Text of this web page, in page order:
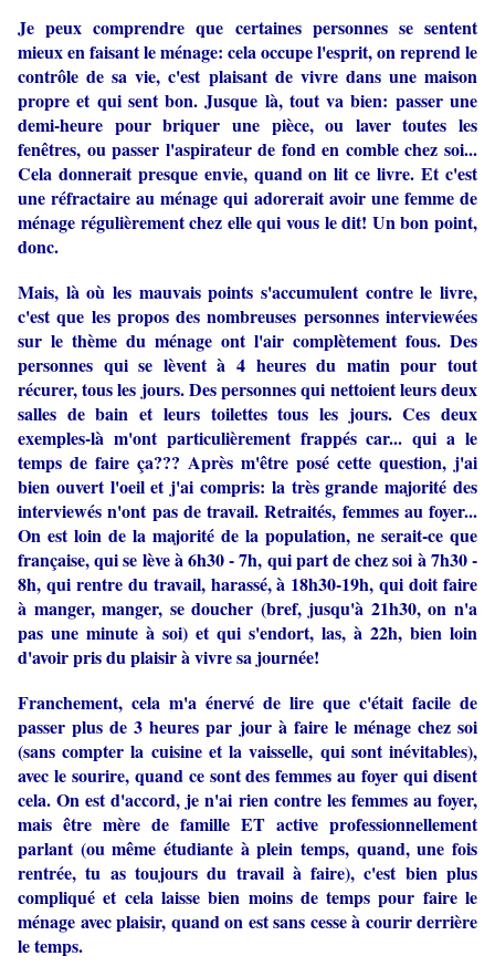
Je peux comprendre que certaines personnes se sentent
mieux en faisant le ménage: cela occupe l'esprit, on reprend le
contrôle de sa vie, c'est plaisant de vivre dans une maison
propre et qui sent bon. Jusque là, tout va bien: passer une
demi-heure pour briquer une pièce, ou laver toutes les
fenêtres, ou passer l'aspirateur de fond en comble chez soi...
Cela donnerait presque envie, quand on lit ce livre. Et c'est
une réfractaire au ménage qui adorerait avoir une femme de
ménage régulièrement chez elle qui vous le dit! Un bon point,
donc.
Mais, là où les mauvais points s'accumulent contre le livre,
c'est que les propos des nombreuses personnes interviewées
sur le thème du ménage ont l'air complètement fous. Des
personnes qui se lèvent à 4 heures du matin pour tout
récurer, tous les jours. Des personnes qui nettoient leurs deux
salles de bain et leurs toilettes tous les jours. Ces deux
exemples-là m'ont particulièrement frappés car... qui a le
temps de faire ça??? Après m'être posé cette question, j'ai
bien ouvert l'oeil et j'ai compris: la très grande majorité des
interviewés n'ont pas de travail. Retraités, femmes au foyer...
On est loin de la majorité de la population, ne serait-ce que
française, qui se lève à 6h30 - 7h, qui part de chez soi à 7h30 -
8h, qui rentre du travail, harassé, à 18h30-19h, qui doit faire
à manger, manger, se doucher (bref, jusqu'à 21h30, on n'a
pas une minute à soi) et qui s'endort, las, à 22h, bien loin
d'avoir pris du plaisir à vivre sa journée!
Franchement, cela m'a énervé de lire que c'était facile de
passer plus de 3 heures par jour à faire le ménage chez soi
(sans compter la cuisine et la vaisselle, qui sont inévitables),
avec le sourire, quand ce sont des femmes au foyer qui disent
cela. On est d'accord, je n'ai rien contre les femmes au foyer,
mais être mère de famille ET active professionnellement
parlant (ou même étudiante à plein temps, quand, une fois
rentrée, tu as toujours du travail à faire), c'est bien plus
compliqué et cela laisse bien moins de temps pour faire le
ménage avec plaisir, quand on est sans cesse à courir derrière
le temps.